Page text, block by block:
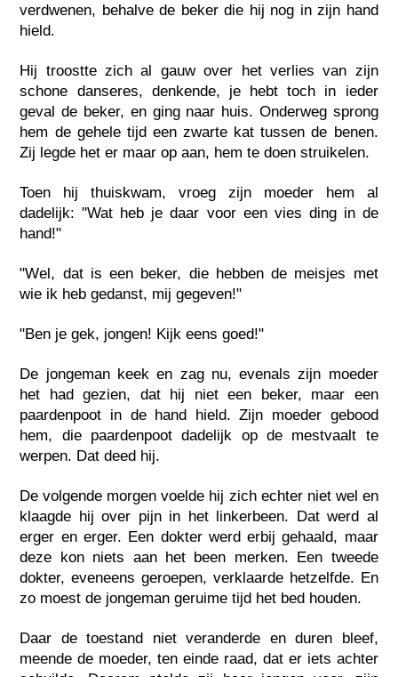
verdwenen, behalve de beker die hij nog in zijn hand
hield.
Hij troostte zich al gauw over het verlies van zijn
schone danseres, denkende, je hebt toch in ieder
geval de beker, en ging naar huis. Onderweg sprong
hem de gehele tijd een zwarte kat tussen de benen.
Zij legde het er maar op aan, hem te doen struikelen.
Toen hij thuiskwam, vroeg zijn moeder hem al
dadelijk: "Wat heb je daar voor een vies ding in de
hand!"
"Wel, dat is een beker, die hebben de meisjes met
wie ik heb gedanst, mij gegeven!"
"Ben je gek, jongen! Kijk eens goed!"
De jongeman keek en zag nu, evenals zijn moeder
het had gezien, dat hij niet een beker, maar een
paardenpoot in de hand hield. Zijn moeder gebood
hem, die paardenpoot dadelijk op de mestvaalt te
werpen. Dat deed hij.
De volgende morgen voelde hij zich echter niet wel en
klaagde hij over pijn in het linkerbeen. Dat werd al
erger en erger. Een dokter werd erbij gehaald, maar
deze kon niets aan het been merken. Een tweede
dokter, eveneens geroepen, verklaarde hetzelfde. En
zo moest de jongeman geruime tijd het bed houden.
Daar de toestand niet veranderde en duren bleef,
meende de moeder, ten einde raad, dat er iets achter